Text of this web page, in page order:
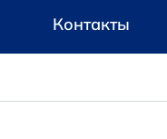
Контакты